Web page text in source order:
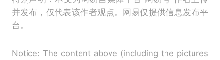
并发布，仅代表该作者观点。网易仅提供信息发布平
台。
Notice: The content above (including the pictures